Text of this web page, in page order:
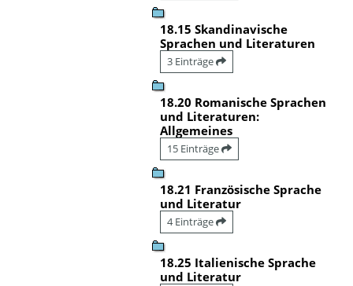
18.15 Skandinavische
Sprachen und Literaturen
3 Einträge
18.20 Romanische Sprachen
und Literaturen:
Allgemeines
15 Einträge
18.21 Französische Sprache
und Literatur
4 Einträge
18.25 Italienische Sprache
und Literatur